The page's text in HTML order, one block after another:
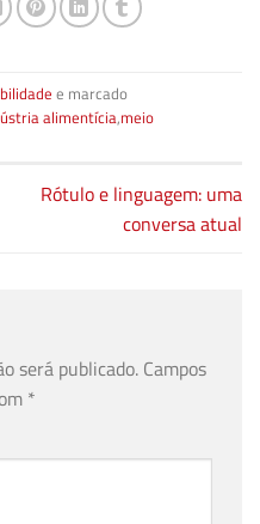
e marcado
alimentícia,meio
Rótulo e linguagem: uma
conversa atual
será publicado. Campos
*